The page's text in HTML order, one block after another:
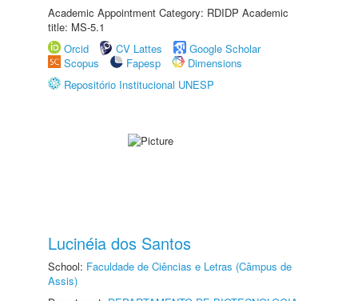
Academic Appointment Category: RDIDP Academic
title: MS-5.1
Orcid
CV Lattes
Google Scholar
Scopus
Fapesp
Dimensions
Repositório Institucional UNESP
Lucinéia dos Santos
School: Faculdade de Ciências e Letras (Câmpus de
Assis)